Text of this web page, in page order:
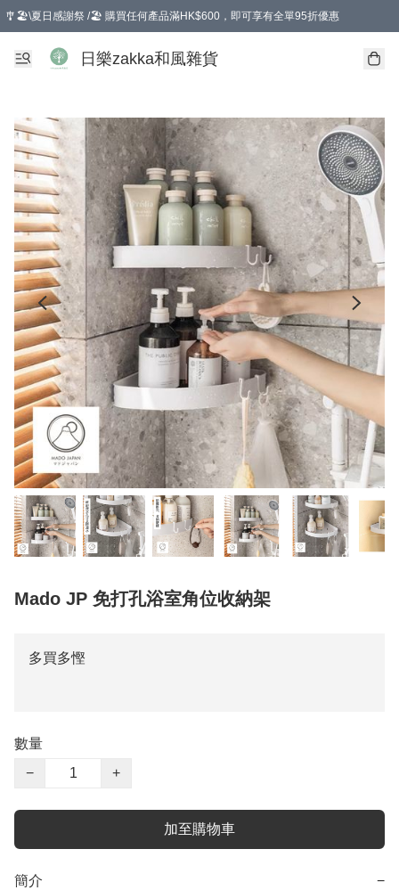
🎐🏖️\夏日感謝祭 /🏖️ 購買任何產品滿HK$600，即可享有全單95折優惠
選擇GoGoX住宅/工商地址配送，單一訂單消費購物滿HK$680(折扣後），可享有
日樂zakka和風雜貨
Mado JP 免打孔浴室角位收納架
多買多慳
數量
−
+
加至購物車
簡介 −